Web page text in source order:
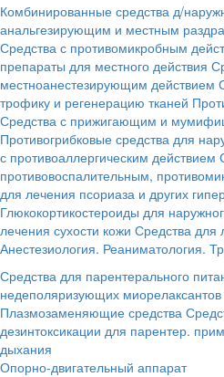
Комбинированные средства д/
анальгезирующим и местным
Средства с противомикробным
препараты для местного действия
местноанестезирующим действием
трофику и регенерацию тканей
Средства с прижигающим и
Противогрибковые средства для
с противоаллергическим действием
противовоспалительным,
для лечения псориаза и других
Глюкокортикостероиды для
лечения сухости кожи Средства для
Анестезиология. Реаниматология.
Средства для парентерального
недеполяризующих миорелаксантов
Плазмозаменяющие средства
дезинтоксикации для парентер.
дыхания
Опорно-двигательный аппарат